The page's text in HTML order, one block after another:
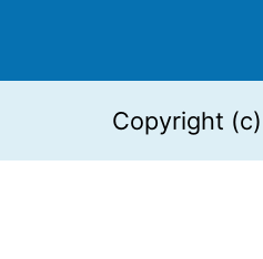
Copyright